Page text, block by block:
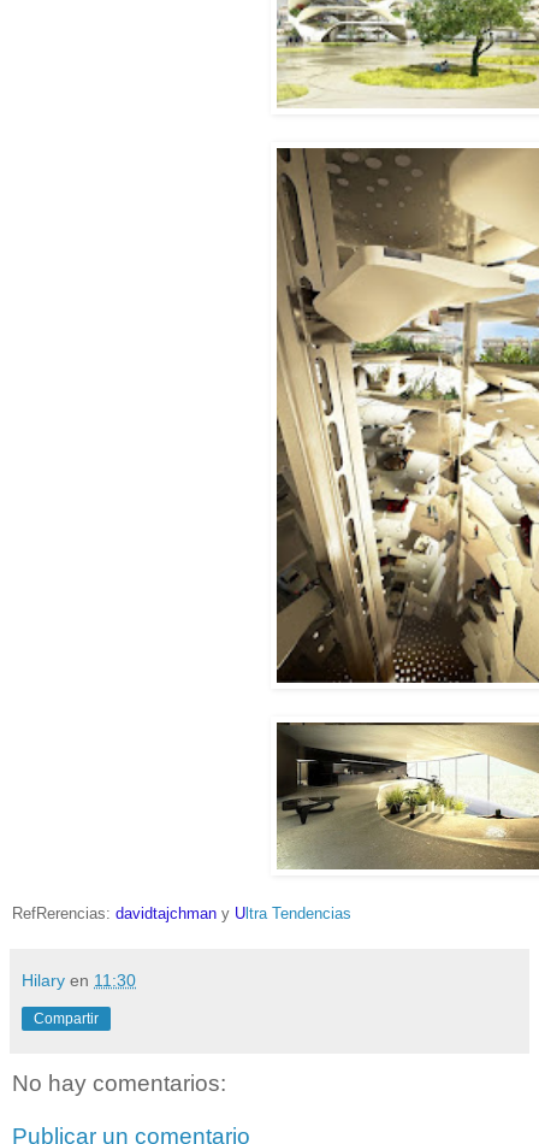
RefRerencias: davidtajchman y U ltra Tendencias
Hilary en 11:30
Compartir
No hay comentarios:
Publicar un comentario